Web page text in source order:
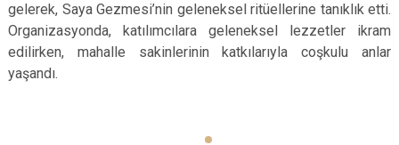
Gölbaşı
Güdül
Pursaklar
gelerek, Saya Gezmesi’nin geleneksel ritüellerine tanıklık etti.
Organizasyonda, katılımcılara geleneksel lezzetler ikram
edilirken, mahalle sakinlerinin katkılarıyla coşkulu anlar
yaşandı.